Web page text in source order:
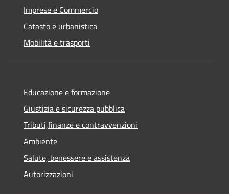
Imprese e Commercio
Catasto e urbanistica
Mobilità e trasporti
Educazione e formazione
Giustizia e sicurezza pubblica
Tributi,finanze e contravvenzioni
Ambiente
Salute, benessere e assistenza
Autorizzazioni